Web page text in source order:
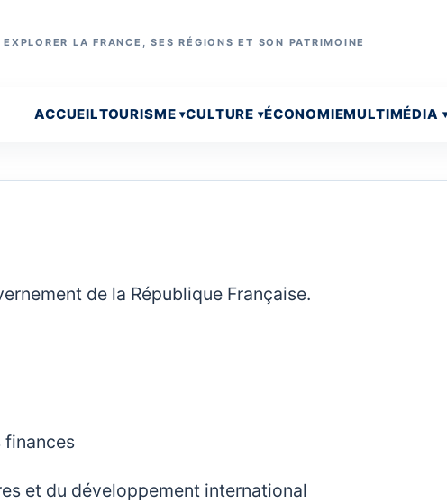
EXPLORER LA FRANCE, SES RÉGIONS ET SON PATRIMOINE
ACCUEILTOURISME CULTURE ÉCONOMIEMULTIMÉDIA
de la République Française.
finances
et du développement international